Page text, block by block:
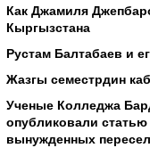
Как Джамиля
Кыргызстана
Рустам Балтабаев и
Жазгы семестрдин
Ученые Колледжа
опубликовали статью
вынужденных